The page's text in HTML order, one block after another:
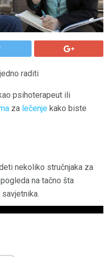
raditi
psihoterapeut ili
za lečenje kako biste
nekoliko stručnjaka za
na tačno šta